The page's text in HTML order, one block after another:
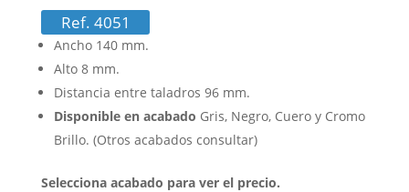
Ref. 4051
Ancho 140 mm.
Alto 8 mm.
Distancia entre taladros 96 mm.
Disponible en acabado Gris, Negro, Cuero y Cromo
Brillo. (Otros acabados consultar)
Selecciona acabado para ver el precio.